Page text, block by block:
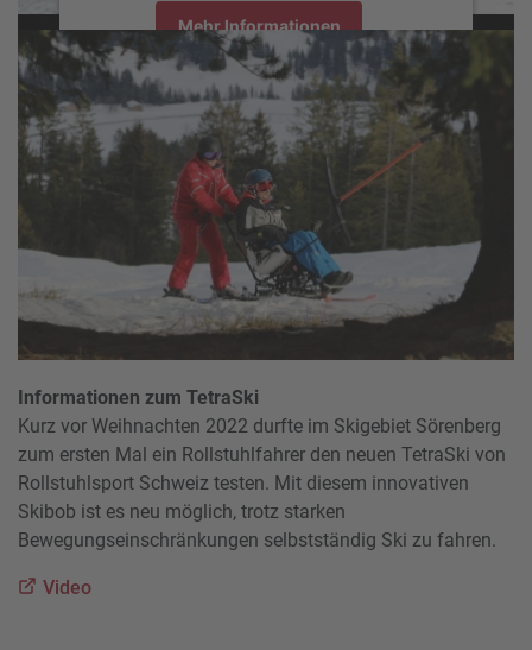
Mehr Informationen
Akzeptieren
powered byUsercentrics Consent Management Platform
Informationen zum TetraSki
Kurz vor Weihnachten 2022 durfte im Skigebiet Sörenberg
zum ersten Mal ein Rollstuhlfahrer den neuen TetraSki von
Rollstuhlsport Schweiz testen. Mit diesem innovativen
Skibob ist es neu möglich, trotz starken
Bewegungseinschränkungen selbstständig Ski zu fahren.
Video